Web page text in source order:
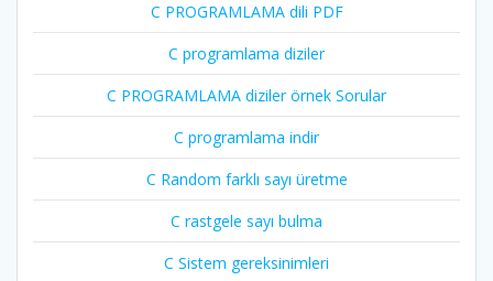
C PROGRAMLAMA dili PDF
C programlama diziler
C PROGRAMLAMA diziler örnek Sorular
C programlama indir
C Random farklı sayı üretme
C rastgele sayı bulma
C Sistem gereksinimleri